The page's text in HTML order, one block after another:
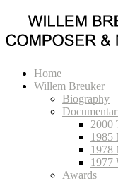
Home
Willem Breuker
Biography
2000
1985
1978
1977
Awards